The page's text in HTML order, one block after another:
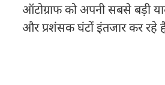
ऑटोग्राफ को अपनी सबसे बड़ी
और प्रशंसक घंटों इंतजार कर